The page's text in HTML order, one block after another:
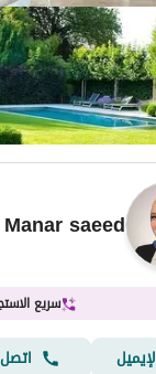
Manar saeed
سريع
اتصل